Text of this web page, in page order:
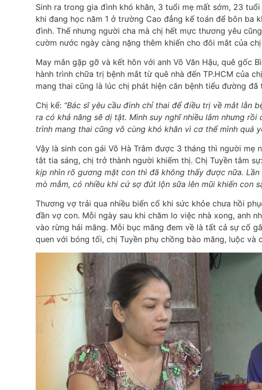
Sinh ra trong gia đình khó khăn, 3 tuổi mẹ mất sớm, 23
khi đang học năm 1 ở trường Cao đẳng kế toán để bôn ba
đình. Thế nhưng người cha mà chị hết mực thương yêu
cườm nước ngày càng nặng thêm khiến cho đôi mắt của
May mắn gặp gỡ và kết hôn với anh Võ Văn Hậu, quê gốc
hành trình chữa trị bệnh mắt từ quê nhà đến TP.HCM của
mang thai cũng là lúc chị phát hiện căn bệnh tiểu đường đã
Chị kể: “Bác sĩ yêu cầu đình chỉ thai để điều trị về mắt lẫn
ra có khả năng sẽ dị tật. Mình suy nghĩ nhiều lắm nhưng
trình mang thai cũng vô cùng khó khăn vì cơ thể mình quá
Vậy là sinh con gái Võ Hà Trâm được 3 tháng thì người mẹ
tắt tia sáng, chị trở thành người khiếm thị. Chị Tuyền tâm sự:
kịp nhìn rõ gương mặt con thì đã không thấy được nữa.
mò mẫm, có nhiều khi cứ sợ đút lộn sữa lên mũi khiến con
Thương vợ trải qua nhiều biến cố khi sức khỏe chưa hồi
đần vợ con. Mỗi ngày sau khi chăm lo việc nhà xong, anh
vào rừng hái măng. Mỗi bục măng đem về là tất cả sự cố
quen với bóng tối, chị Tuyền phụ chồng bào măng, luộc và